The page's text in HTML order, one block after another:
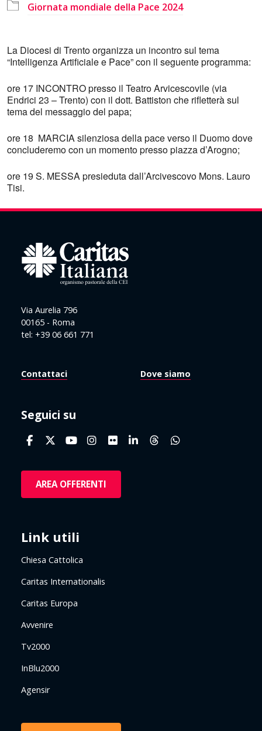
Giornata mondiale della Pace 2024
La Diocesi di Trento organizza un incontro sul tema
“Intelligenza Artificiale e Pace” con il seguente programma:
ore 17 INCONTRO presso il Teatro Arvicescovile (via
Endrici 23 – Trento) con il dott. Battiston che rifletterà sul
tema del messaggio del papa;
ore 18 MARCIA silenziosa della pace verso il Duomo dove
concluderemo con un momento presso piazza d’Arogno;
ore 19 S. MESSA presieduta dall’Arcivescovo Mons. Lauro
Tisi.
Via Aurelia 796
00165 - Roma
tel: +39 06 661 771
Contattaci Dove siamo
Seguici su
AREA OFFERENTI
Link utili
Chiesa Cattolica
Caritas Internationalis
Caritas Europa
Avvenire
Tv2000
InBlu2000
Agensir